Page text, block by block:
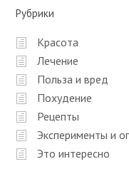
Рубрики
Красота
Лечение
Польза и вред
Похудение
Рецепты
Эксперименты и
Это интересно